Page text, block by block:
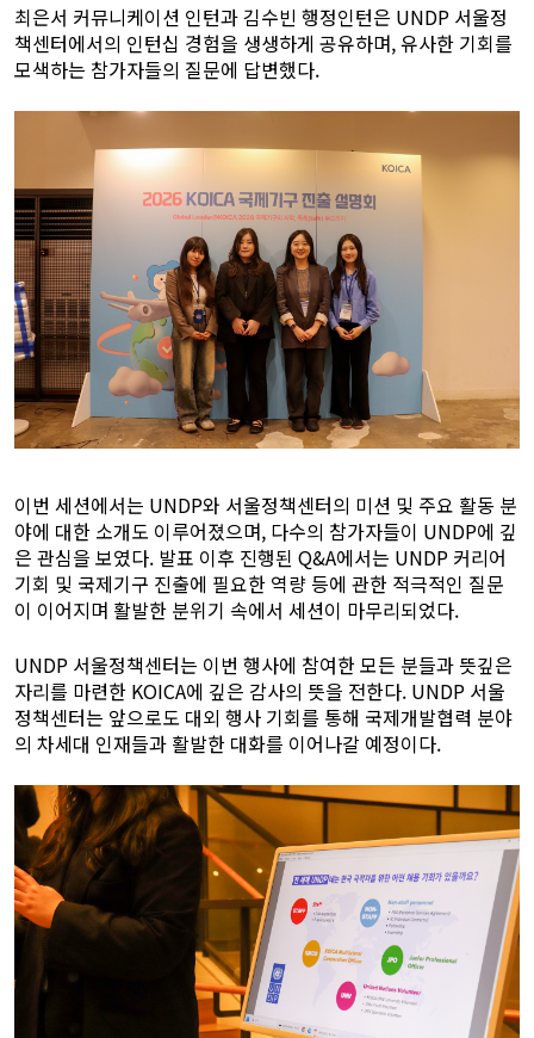
최은서 커뮤니케이션 인턴과 김수빈 행정인턴은 UNDP 서울정
책센터에서의 인턴십 경험을 생생하게 공유하며, 유사한 기회를
모색하는 참가자들의 질문에 답변했다.
이번 세션에서는 UNDP와 서울정책센터의 미션 및 주요 활동 분
야에 대한 소개도 이루어졌으며, 다수의 참가자들이 UNDP에 깊
은 관심을 보였다. 발표 이후 진행된 Q&A에서는 UNDP 커리어
기회 및 국제기구 진출에 필요한 역량 등에 관한 적극적인 질문
이 이어지며 활발한 분위기 속에서 세션이 마무리되었다.
UNDP 서울정책센터는 이번 행사에 참여한 모든 분들과 뜻깊은
자리를 마련한 KOICA에 깊은 감사의 뜻을 전한다. UNDP 서울
정책센터는 앞으로도 대외 행사 기회를 통해 국제개발협력 분야
의 차세대 인재들과 활발한 대화를 이어나갈 예정이다.